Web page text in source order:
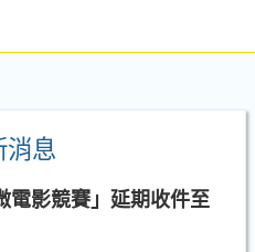
消息
電影競賽」延期收件至